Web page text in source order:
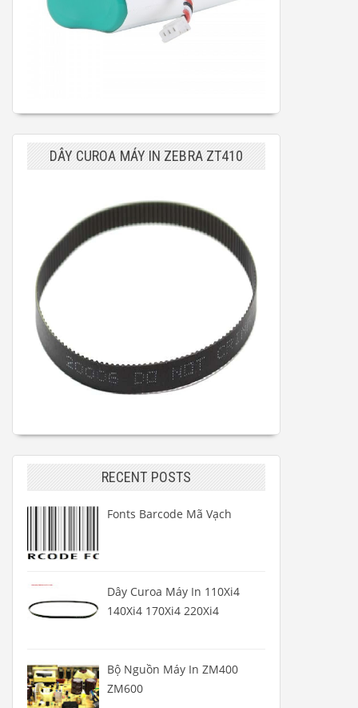
DÂY CUROA MÁY IN ZEBRA ZT410
RECENT POSTS
Fonts Barcode Mã Vạch
Dây Curoa Máy In 110Xi4
140Xi4 170Xi4 220Xi4
Bộ Nguồn Máy In ZM400
ZM600